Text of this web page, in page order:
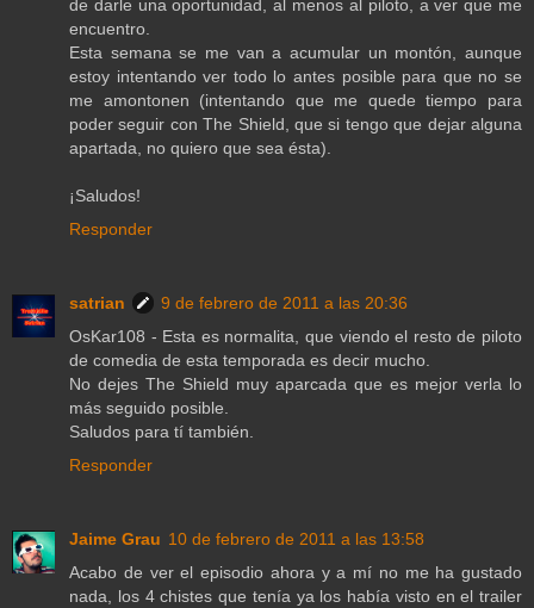
de darle una oportunidad, al menos al piloto, a ver que me
encuentro.
Esta semana se me van a acumular un montón, aunque
estoy intentando ver todo lo antes posible para que no se
me amontonen (intentando que me quede tiempo para
poder seguir con The Shield, que si tengo que dejar alguna
apartada, no quiero que sea ésta).
¡Saludos!
Responder
satrian
9 de febrero de 2011 a las 20:36
OsKar108 - Esta es normalita, que viendo el resto de piloto
de comedia de esta temporada es decir mucho.
No dejes The Shield muy aparcada que es mejor verla lo
más seguido posible.
Saludos para tí también.
Responder
Jaime Grau 10 de febrero de 2011 a las 13:58
Acabo de ver el episodio ahora y a mí no me ha gustado
nada, los 4 chistes que tenía ya los había visto en el trailer